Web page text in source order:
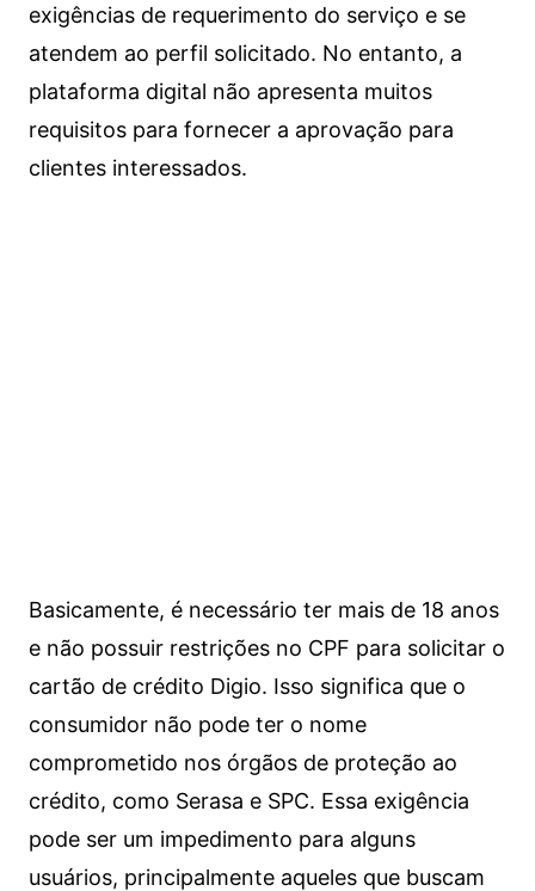
exigências de requerimento do serviço e se
atendem ao perfil solicitado. No entanto, a
plataforma digital não apresenta muitos
requisitos para fornecer a aprovação para
clientes interessados.
Basicamente, é necessário ter mais de 18 anos
e não possuir restrições no CPF para solicitar o
cartão de crédito Digio. Isso significa que o
consumidor não pode ter o nome
comprometido nos órgãos de proteção ao
crédito, como Serasa e SPC. Essa exigência
pode ser um impedimento para alguns
usuários, principalmente aqueles que buscam